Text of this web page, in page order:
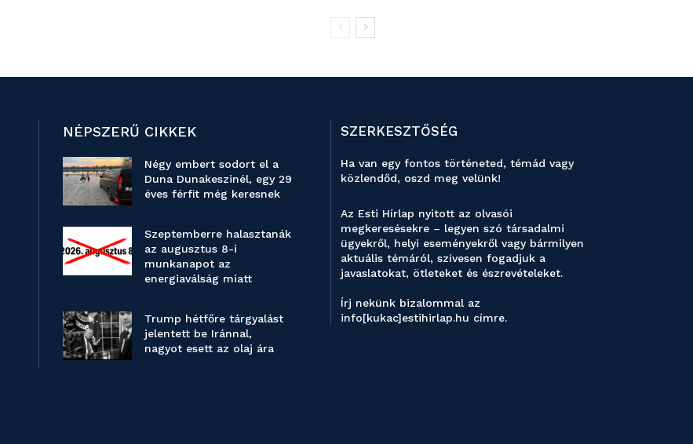
NÉPSZERŰ CIKKEK
Négy embert sodort el a
Duna Dunakeszinél, egy 29
éves férfit még keresnek
Szeptemberre halasztanák
az augusztus 8-i
munkanapot az
energiaválság miatt
Trump hétfőre tárgyalást
jelentett be Iránnal,
nagyot esett az olaj ára
SZERKESZTŐSÉG
Ha van egy fontos történeted, témád vagy
közlendőd, oszd meg velünk!
Az Esti Hírlap nyitott az olvasói
megkeresésekre – legyen szó társadalmi
ügyekről, helyi eseményekről vagy bármilyen
aktuális témáról, szívesen fogadjuk a
javaslatokat, ötleteket és észrevételeket.
Írj nekünk bizalommal az
info[kukac]estihirlap.hu címre.